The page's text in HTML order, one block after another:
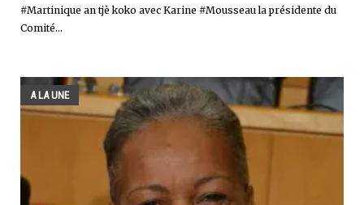
#Martinique an tjè koko avec Karine #Mousseau la présidente du
Comité...
A LA UNE